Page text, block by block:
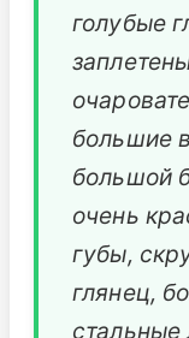
голубые
большие
большой
очень
губы,
глянец,
стальные